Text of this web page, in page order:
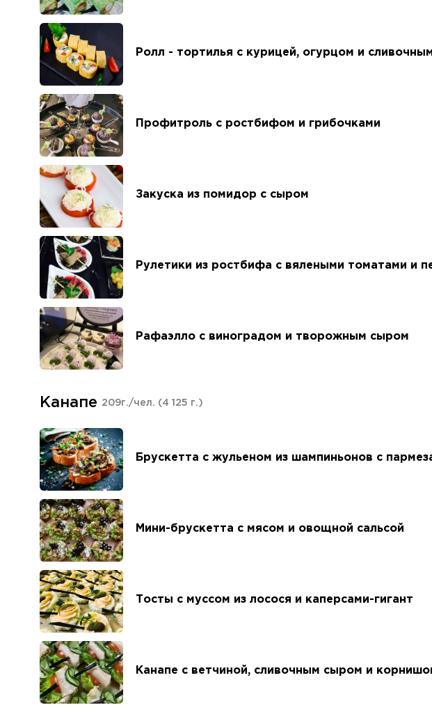
Ролл - тортилья с курицей, огурцом и
Профитроль с ростбифом и грибочками
Закуска из помидор с сыром
Рулетики из ростбифа с вялеными томатами и
Рафаэлло с виноградом и творожным сыром
Канапе 209г./чел. (4 125 г.)
Брускетта с жульеном из шампиньонов с
Мини-брускетта с мясом и овощной сальсой
Тосты с муссом из лосося и каперсами-гигант
Канапе с ветчиной, сливочным сыром и